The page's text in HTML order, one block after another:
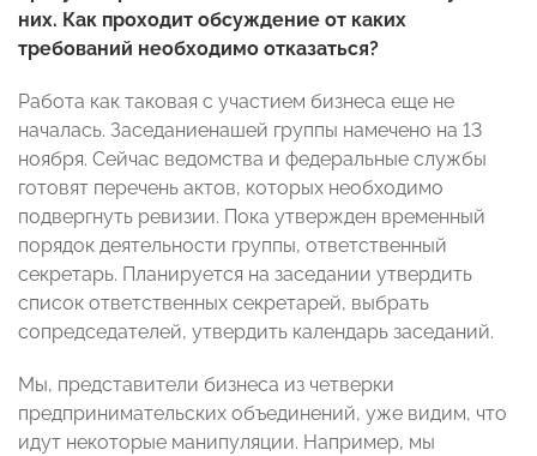
них. Как проходит обсуждение от каких
требований необходимо отказаться?
Работа как таковая с участием бизнеса еще не
началась. Заседаниенашей группы намечено на 13
ноября. Сейчас ведомства и федеральные службы
готовят перечень актов, которых необходимо
подвергнуть ревизии. Пока утвержден временный
порядок деятельности группы, ответственный
секретарь. Планируется на заседании утвердить
список ответственных секретарей, выбрать
сопредседателей, утвердить календарь заседаний.
Мы, представители бизнеса из четверки
предпринимательских объединений, уже видим, что
идут некоторые манипуляции. Например, мы